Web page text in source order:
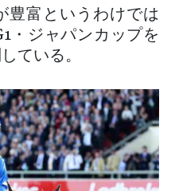
豊富というわけでは
・ジャパンカップを
ている。